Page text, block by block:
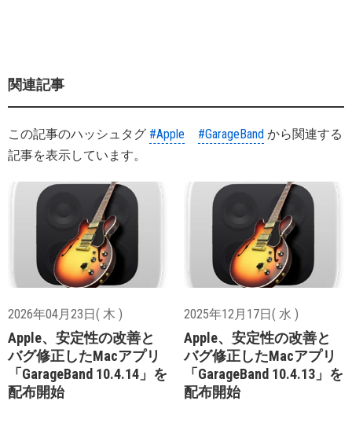
関連記事
この記事のハッシュタグ #Apple #GarageBand から関連する
記事を表示しています。
2026年04月23日( 木 )
Apple、安定性の改善と
バグ修正したMacアプリ
「GarageBand 10.4.14」を
配布開始
2025年12月17日( 水 )
Apple、安定性の改善と
バグ修正したMacアプリ
「GarageBand 10.4.13」を
配布開始